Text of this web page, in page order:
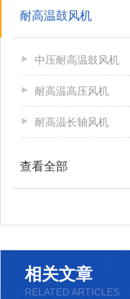
耐高温鼓风机
中压耐高温鼓风机
耐高温高压风机
耐高温长轴风机
查看全部
相关文章
RELATED ARTICLES